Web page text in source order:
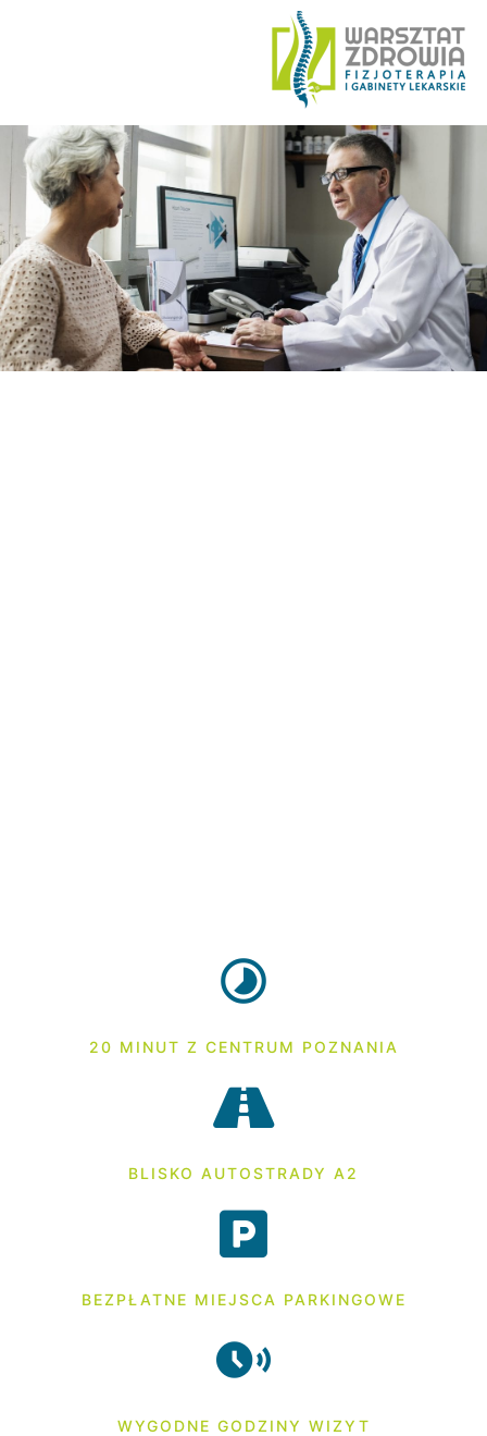
20 MINUT Z CENTRUM POZNANIA
BLISKO AUTOSTRADY A2
BEZPŁATNE MIEJSCA PARKINGOWE
WYGODNE GODZINY WIZYT